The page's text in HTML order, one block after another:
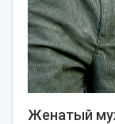
Женатый